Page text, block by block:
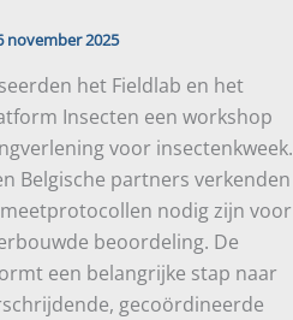
november 2025
het Fieldlab en het
Insecten een workshop
voor insectenkweek.
Belgische partners verkenden
nodig zijn voor
beoordeling. De
een belangrijke stap naar
gecoördineerde